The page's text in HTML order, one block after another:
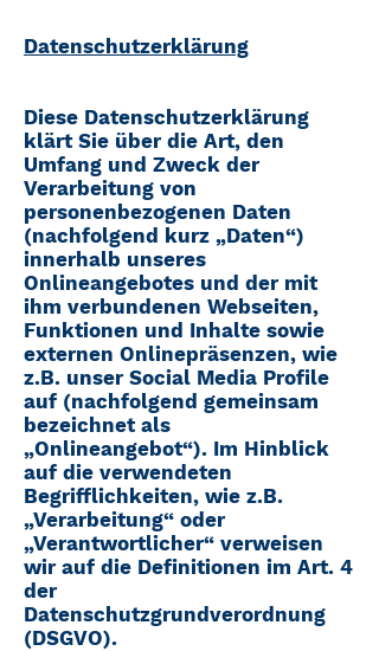
Datenschutzerklärung
Diese Datenschutzerklärung
klärt Sie über die Art, den
Umfang und Zweck der
Verarbeitung von
personenbezogenen Daten
(nachfolgend kurz „Daten“)
innerhalb unseres
Onlineangebotes und der mit
ihm verbundenen Webseiten,
Funktionen und Inhalte sowie
externen Onlinepräsenzen, wie
z.B. unser Social Media Profile
auf (nachfolgend gemeinsam
bezeichnet als
„Onlineangebot“). Im Hinblick
auf die verwendeten
Begrifflichkeiten, wie z.B.
„Verarbeitung“ oder
„Verantwortlicher“ verweisen
wir auf die Definitionen im Art. 4
der
Datenschutzgrundverordnung
(DSGVO).